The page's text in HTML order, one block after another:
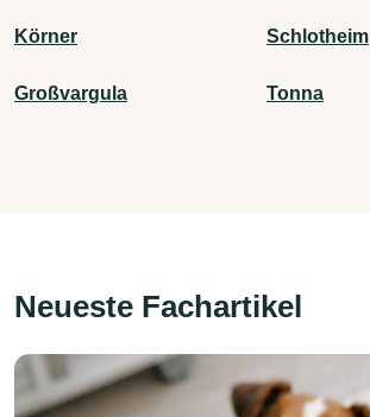
Körner Schlotheim
Großvargula Tonna
Neueste Fachartikel